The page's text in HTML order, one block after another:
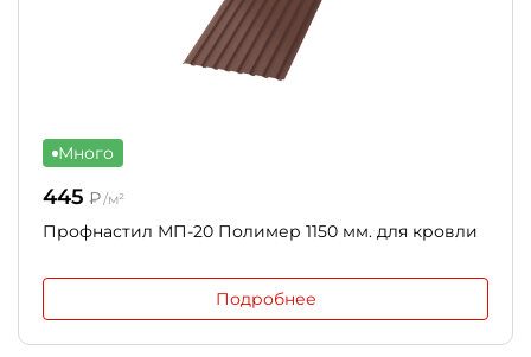
Много
445 ₽/м²
Профнастил МП-20 Полимер 1150 мм. для кровли
Подробнее